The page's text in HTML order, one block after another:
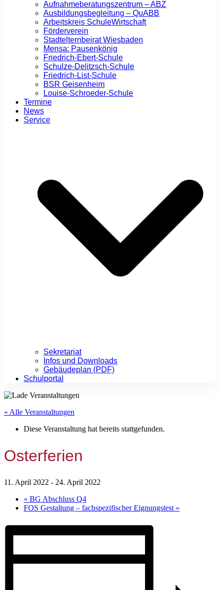
Aufnahmeberatungszentrum – ABZ
Ausbildungsbegleitung – QuABB
Arbeitskreis SchuleWirtschaft
Förderverein
Stadtelternbeirat Wiesbaden
Mensa: Pausenkönig
Friedrich-Ebert-Schule
Schulze-Delitzsch-Schule
Friedrich-List-Schule
BSR Geisenheim
Louise-Schroeder-Schule
Termine
News
Service
Sekretariat
Infos und Downloads
Gebäudeplan (PDF)
Schulportal
« Alle Veranstaltungen
Diese Veranstaltung hat bereits stattgefunden.
Osterferien
11. April 2022 - 24. April 2022
« BG Abschluss Q4
FOS Gestaltung – fachspezifischer Eignungstest »